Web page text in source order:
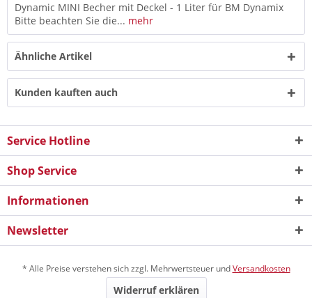
Dynamic MINI Becher mit Deckel - 1 Liter für BM Dynamix
Bitte beachten Sie die... mehr
Ähnliche Artikel
Kunden kauften auch
Service Hotline
Shop Service
Informationen
Newsletter
* Alle Preise verstehen sich zzgl. Mehrwertsteuer undVersandkosten
Widerruf erklären